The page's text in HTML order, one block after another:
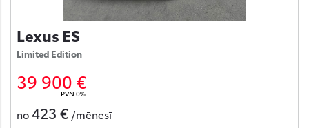
Lexus ES
Limited Edition
39 900 €
PVN 0%
no423 € /mēnesī